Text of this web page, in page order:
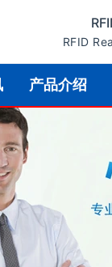
RFID
产品介绍